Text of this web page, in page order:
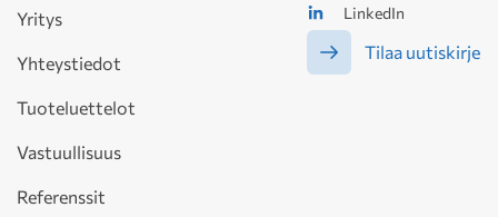
LinkedIn
Tilaa uutiskirje
Yritys
Yhteystiedot
Tuoteluettelot
Vastuullisuus
Referenssit